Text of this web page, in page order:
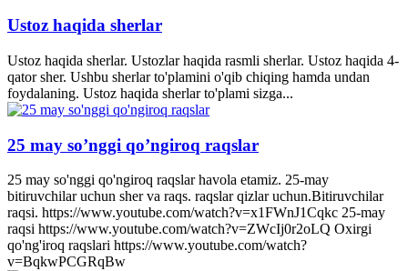
Ustoz haqida sherlar
Ustoz haqida sherlar. Ustozlar haqida rasmli sherlar. Ustoz haqida 4-
qator sher. Ushbu sherlar to'plamini o'qib chiqing hamda undan
foydalaning. Ustoz haqida sherlar to'plami sizga...
25 may so’nggi qo’ngiroq raqslar
25 may so'nggi qo'ngiroq raqslar havola etamiz. 25-may
bitiruvchilar uchun sher va raqs. raqslar qizlar uchun.Bitiruvchilar
raqsi. https://www.youtube.com/watch?v=x1FWnJ1Cqkc 25-may
raqsi https://www.youtube.com/watch?v=ZWcIj0r2oLQ Oxirgi
qo'ng'iroq raqslari https://www.youtube.com/watch?
v=BqkwPCGRqBw